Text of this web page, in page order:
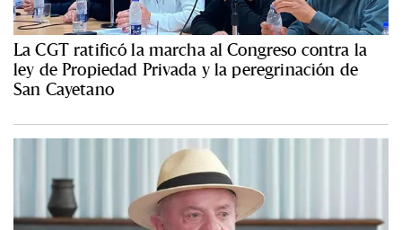
La CGT ratificó la marcha al Congreso contra la
ley de Propiedad Privada y la peregrinación de
San Cayetano